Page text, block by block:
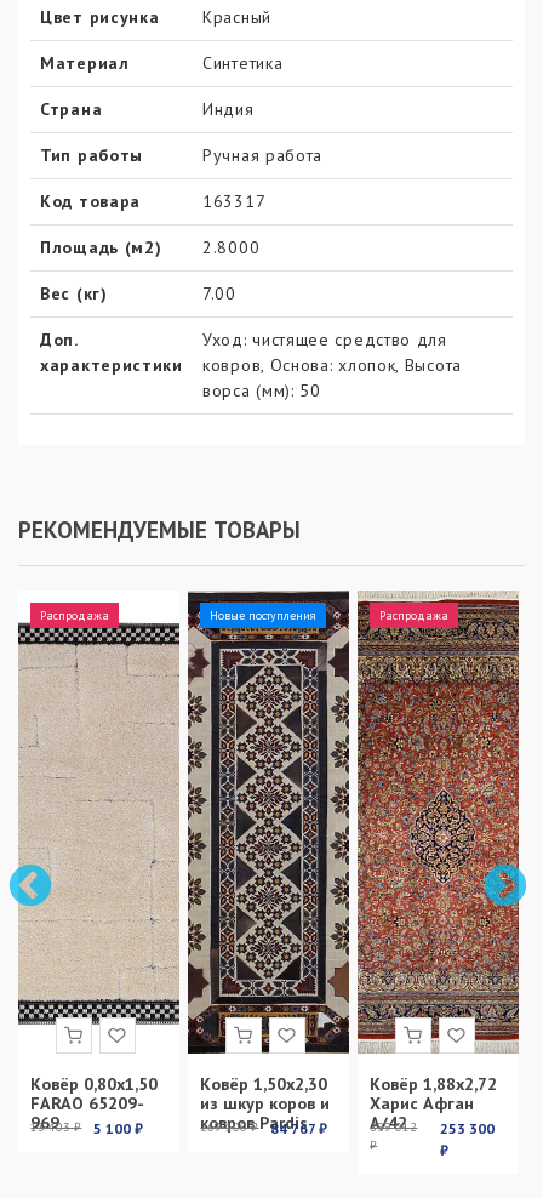
Цвет рисунка Красный
Материал Синтетика
Страна Индия
Тип работы Ручная работа
Код товара 163317
Площадь (м2) 2.8000
Вес (кг) 7.00
Доп.
характеристики
Уход: чистящее средство для
ковров, Основа: хлопок, Высота
ворса (мм): 50
РЕКОМЕНДУЕМЫЕ ТОВАРЫ
Распродажа
Ковёр 0,80х1,50
FARAO 65209-
969
13 403 ₽ 5 100 ₽
Новые поступления
Ковёр 1,50х2,30
из шкур коров и
ковров Pardis
269 100 ₽ 84 767 ₽
Распродажа
Ковёр 1,88х2,72
Харис Афган
А/42
899 012
₽
253 300
₽